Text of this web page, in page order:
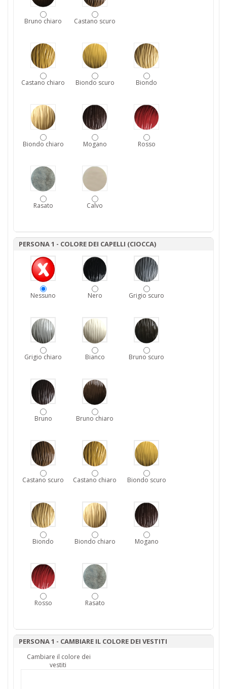
Bruno chiaro Castano scuro
Castano chiaro Biondo scuro Biondo
Biondo chiaro Mogano Rosso
Rasato Calvo
PERSONA 1 - COLORE DEI CAPELLI (CIOCCA)
Nessuno Nero Grigio scuro
Grigio chiaro Bianco Bruno scuro
Bruno Bruno chiaro
Castano scuro Castano chiaro Biondo scuro
Biondo Biondo chiaro Mogano
Rosso Rasato
PERSONA 1 - CAMBIARE IL COLORE DEI VESTITI
Cambiare il colore dei
vestiti